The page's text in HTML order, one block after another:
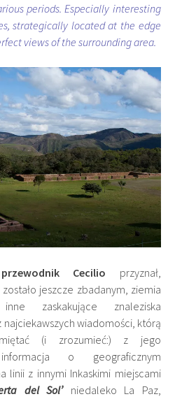
periods. Especially interesting
strategically located at the edge
views of the surrounding area.
przewodnik Cecilio przyznał,
jeszcze zbadanym, ziemia
zaskakujące znaleziska
wiadomości, którą
(i zrozumieć:) z jego
o geograficznym
linii z innymi Inkaskimi miejscami
del Sol’ niedaleko La Paz,